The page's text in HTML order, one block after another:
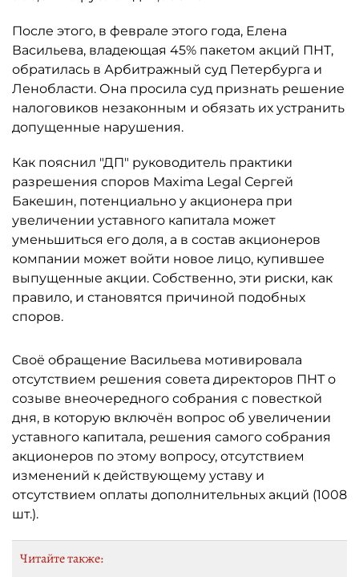
После этого, в феврале этого года, Елена
Васильева, владеющая 45% пакетом акций ПНТ,
обратилась в Арбитражный суд Петербурга и
Ленобласти. Она просила суд признать решение
налоговиков незаконным и обязать их устранить
допущенные нарушения.
Как пояснил "ДП" руководитель практики
разрешения споров Maxima Legal Сергей
Бакешин, потенциально у акционера при
увеличении уставного капитала может
уменьшиться его доля, а в состав акционеров
компании может войти новое лицо, купившее
выпущенные акции. Собственно, эти риски, как
правило, и становятся причиной подобных
споров.
Своё обращение Васильева мотивировала
отсутствием решения совета директоров ПНТ о
созыве внеочередного собрания с повесткой
дня, в которую включён вопрос об увеличении
уставного капитала, решения самого собрания
акционеров по этому вопросу, отсутствием
изменений к действующему уставу и
отсутствием оплаты дополнительных акций (1008
шт.).
Читайте также: